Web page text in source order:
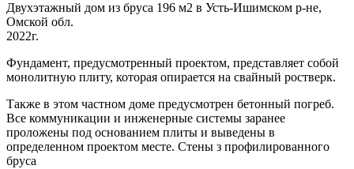
Двухэтажный дом из бруса 196 м2 в Усть-Ишимском р-не,
Омской обл.
2022г.
Фундамент, предусмотренный проектом, представляет собой
монолитную плиту, которая опирается на свайный ростверк.
Также в этом частном доме предусмотрен бетонный погреб.
Все коммуникации и инженерные системы заранее
проложены под основанием плиты и выведены в
определенном проектом месте. Стены з профилированного
бруса